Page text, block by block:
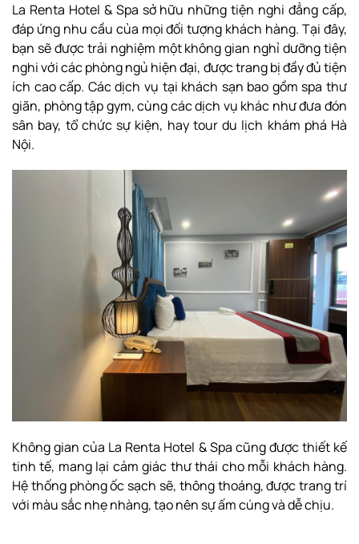
La Renta Hotel & Spa sở hữu những tiện nghi đẳng cấp,
đáp ứng nhu cầu của mọi đối tượng khách hàng. Tại đây,
bạn sẽ được trải nghiệm một không gian nghỉ dưỡng tiện
nghi với các phòng ngủ hiện đại, được trang bị đầy đủ tiện
ích cao cấp. Các dịch vụ tại khách sạn bao gồm spa thư
giãn, phòng tập gym, cùng các dịch vụ khác như đưa đón
sân bay, tổ chức sự kiện, hay tour du lịch khám phá Hà
Nội.
Không gian của La Renta Hotel & Spa cũng được thiết kế
tinh tế, mang lại cảm giác thư thái cho mỗi khách hàng.
Hệ thống phòng ốc sạch sẽ, thông thoáng, được trang trí
với màu sắc nhẹ nhàng, tạo nên sự ấm cúng và dễ chịu.